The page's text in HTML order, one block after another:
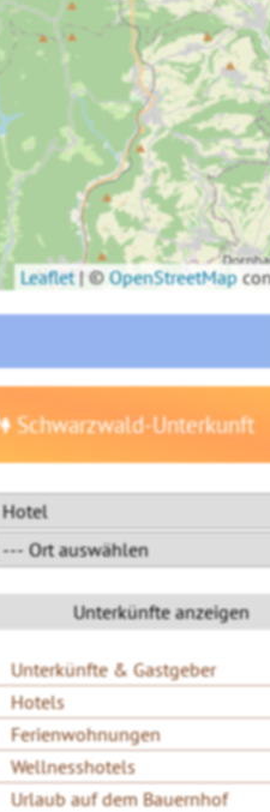
Leaflet |©OpenStreetMap
Schwarzwald-Unterkunft
Unterkünfte & Gastgeber
Hotels
Ferienwohnungen
Wellnesshotels
Urlaub auf dem Bauernhof